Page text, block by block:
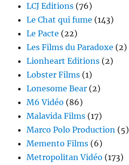
LCJ Editions (76)
Le Chat qui fume (143)
Le Pacte (22)
Les Films du Paradoxe (2)
Lionheart Editions (2)
Lobster Films (1)
Lonesome Bear (2)
M6 Vidéo (86)
Malavida Films (17)
Marco Polo Production (5)
Memento Films (6)
Metropolitan Vidéo (173)